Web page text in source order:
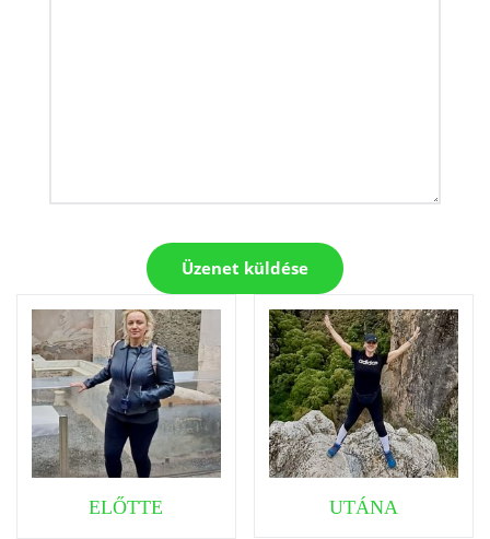
ELŐTTE UTÁNA